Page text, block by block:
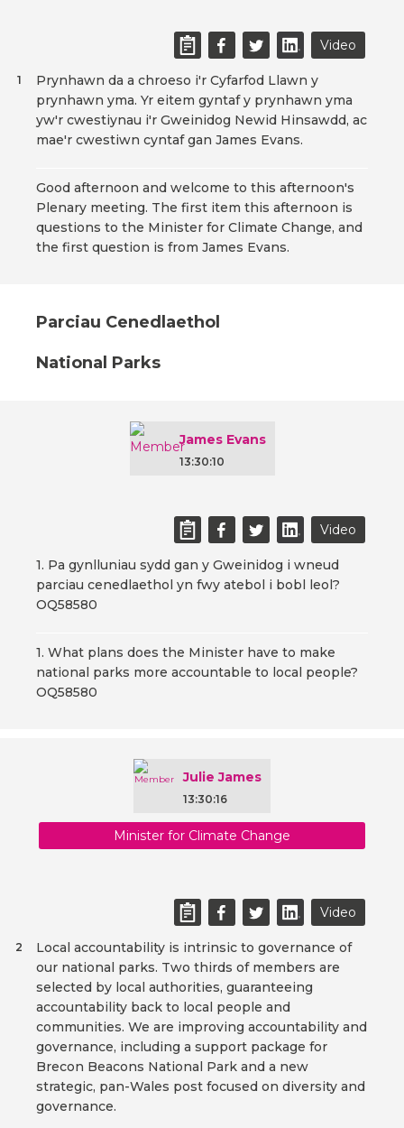
Video
Prynhawn da a chroeso i'r Cyfarfod Llawn y
prynhawn yma. Yr eitem gyntaf y prynhawn yma
yw'r cwestiynau i'r Gweinidog Newid Hinsawdd, ac
mae'r cwestiwn cyntaf gan James Evans.
1
Good afternoon and welcome to this afternoon's
Plenary meeting. The first item this afternoon is
questions to the Minister for Climate Change, and
the first question is from James Evans.
Parciau Cenedlaethol
National Parks
James Evans
13:30:10
Video
1. Pa gynlluniau sydd gan y Gweinidog i wneud
parciau cenedlaethol yn fwy atebol i bobl leol?
OQ58580
1. What plans does the Minister have to make
national parks more accountable to local people?
OQ58580
Julie James
13:30:16
Minister for Climate Change
Video
Local accountability is intrinsic to governance of
our national parks. Two thirds of members are
selected by local authorities, guaranteeing
accountability back to local people and
communities. We are improving accountability and
governance, including a support package for
Brecon Beacons National Park and a new
strategic, pan-Wales post focused on diversity and
governance.
2